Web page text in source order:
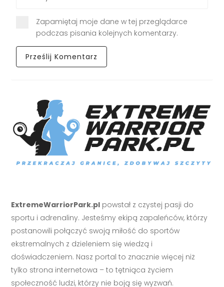
Zapamiętaj moje dane w tej przeglądarce
podczas pisania kolejnych komentarzy.
ExtremeWarriorPark.pl powstał z czystej pasji do
sportu i adrenaliny. Jesteśmy ekipą zapaleńców, którzy
postanowili połączyć swoją miłość do sportów
ekstremalnych z dzieleniem się wiedzą i
doświadczeniem. Nasz portal to znacznie więcej niż
tylko strona internetowa – to tętniąca życiem
społeczność ludzi, którzy nie boją się wyzwań.